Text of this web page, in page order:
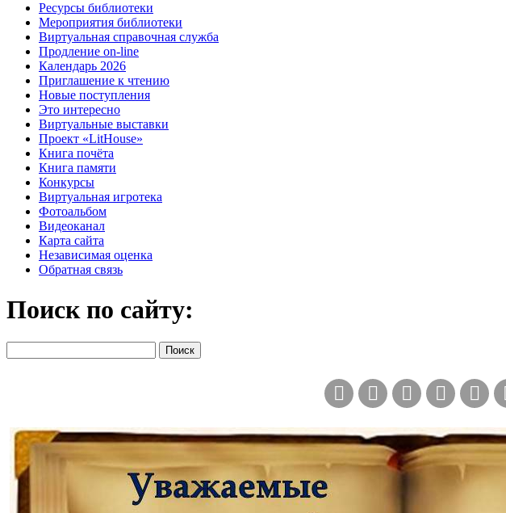
Ресурсы библиотеки
Мероприятия библиотеки
Виртуальная справочная служба
Продление on-line
Календарь 2026
Приглашение к чтению
Новые поступления
Это интересно
Виртуальные выставки
Проект «LitHouse»
Книга почёта
Книга памяти
Конкурсы
Виртуальная игротека
Фотоальбом
Видеоканал
Карта сайта
Независимая оценка
Обратная связь
Поиск по сайту: